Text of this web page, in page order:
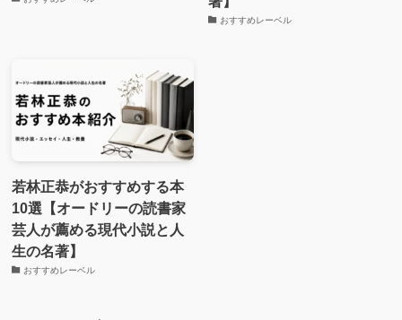
おすすめレーベル
若林正恭がおすすめする本
10選【オードリーの読書家
芸人が薦める現代小説と人
生の名著】
おすすめレーベル